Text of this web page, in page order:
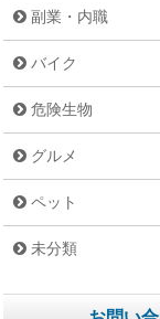
副業・内職
バイク
危険生物
グルメ
ペット
未分類